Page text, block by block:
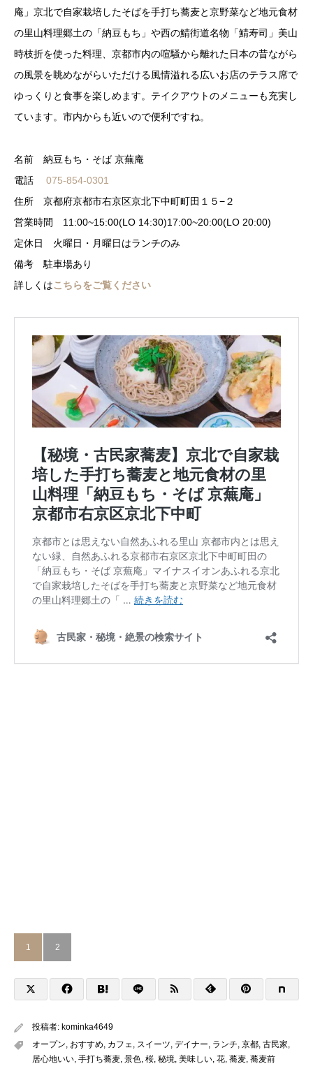
庵」京北で自家栽培したそばを手打ち蕎麦と京野菜など地元食材
の里山料理郷土の「納豆もち」や西の鯖街道名物「鯖寿司」美山
時枝折を使った料理、京都市内の喧騒から離れた日本の昔ながら
の風景を眺めながらいただける風情溢れる広いお店のテラス席で
ゆっくりと食事を楽しめます。テイクアウトのメニューも充実し
ています。市内からも近いので便利ですね。
名前 納豆もち・そば 京蕪庵
電話 075-854-0301
住所 京都府京都市右京区京北下中町町田１５−２
営業時間 11:00~15:00(LO 14:30)17:00~20:00(LO 20:00)
定休日 火曜日・月曜日はランチのみ
備考 駐車場あり
詳しくはこちらをご覧ください
1 2
投稿者: kominka4649
オープン, おすすめ, カフェ, スイーツ, デイナー, ランチ, 京都, 古民家,
居心地いい, 手打ち蕎麦, 景色, 桜, 秘境, 美味しい, 花, 蕎麦, 蕎麦前